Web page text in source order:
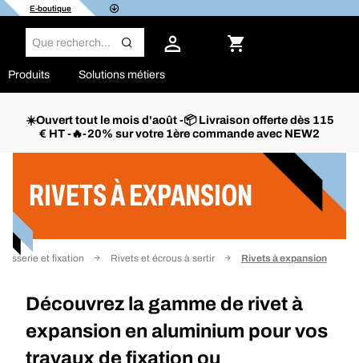
E-boutique
Produits Solutions métiers
☀️Ouvert tout le mois d'août -📦 Livraison offerte dès 115
€ HT -🔥-20% sur votre 1ère commande avec NEW2
RIVETS À EXPANSION
Visserie et fixation Rivets et écrous à sertir Rivets à expansion
Découvrez la gamme de rivet à
expansion en aluminium pour vos
travaux de fixation ou
Filtrer